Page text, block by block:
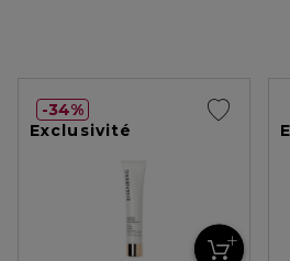
Exclusivité
34%